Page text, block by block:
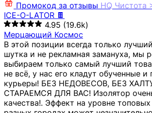
Промокод за отзывы HQ Чистота
ICE-O-LATOR 🍫
4.95 (19.6k)
Мерцающий Космос
В этой позиции всегда только
шутка и не рекламная замануха, мы
выбираем только самый лучший
не всё, у нас его кладут обученные и
курьеры! БЕЗ НЕДОВЕСОВ, БЕЗ
СТАРАЕМСЯ ДЛЯ ВАС! Изолятор
качества!. Эффект на уровне